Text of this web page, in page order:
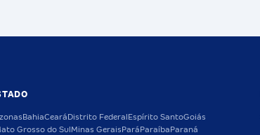
BahiaCearáDistrito FederalEspírito SantoGoiás
Grosso do SulMinas GeraisParáParaíbaParaná